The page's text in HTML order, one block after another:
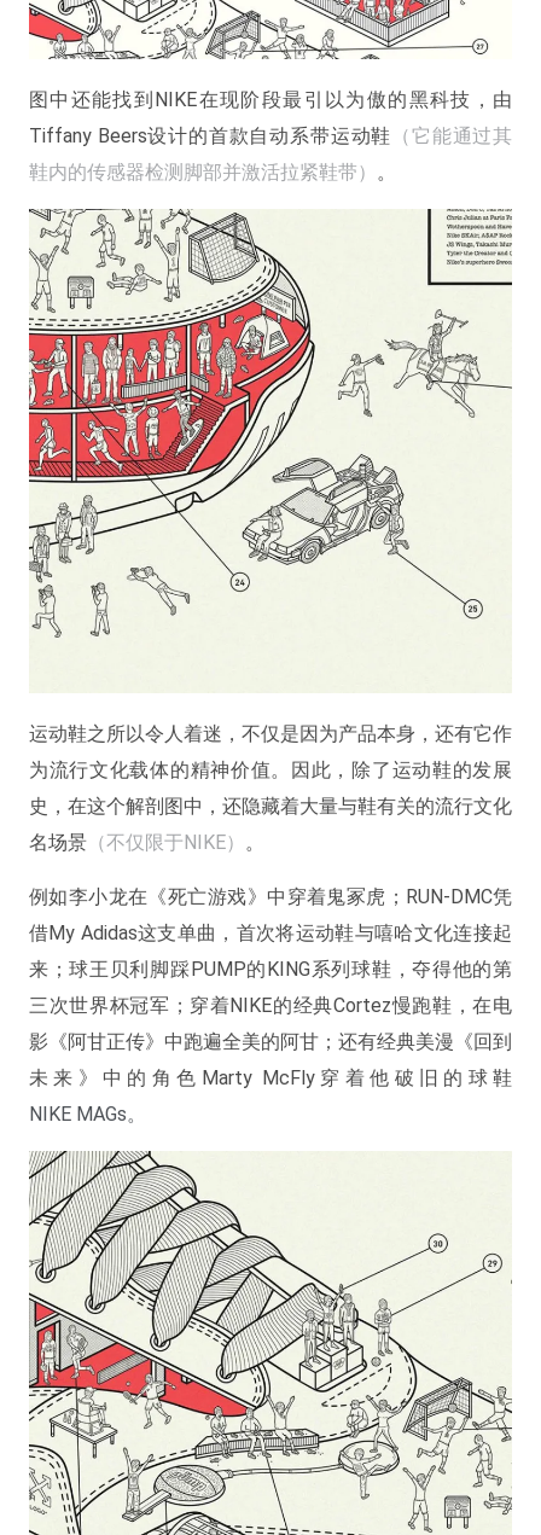
图中还能找到NIKE在现阶段最引以为傲的黑科技，由
Tiffany Beers设计的首款自动系带运动鞋
（它能通过其
鞋内的传感器检测脚部并激活拉紧鞋带） 。
运动鞋之所以令人着迷，不仅是因为产品本身，还有它作
为流行文化载体的精神价值。因此，除了运动鞋的发展
史，在这个解剖图中，还隐藏着大量与鞋有关的流行文化
名场景（不仅限于NIKE） 。
例如李小龙在《死亡游戏》中穿着鬼冢虎；RUN-DMC凭
借My Adidas这支单曲，首次将运动鞋与嘻哈文化连接起
来；球王贝利脚踩PUMP的KING系列球鞋，夺得他的第
三次世界杯冠军；穿着NIKE的经典Cortez慢跑鞋，在电
影《阿甘正传》中跑遍全美的阿甘；还有经典美漫《回到
未来》中的角色Marty McFly穿着他破旧的球鞋
NIKE MAGs。